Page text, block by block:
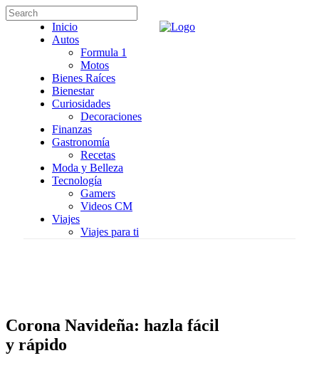
Inicio
Autos
Formula 1
Motos
Bienes Raíces
Bienestar
Curiosidades
Decoraciones
Finanzas
Gastronomía
Recetas
Moda y Belleza
Tecnología
Gamers
Videos CM
Viajes
Viajes para ti
Corona Navideña: hazla fácil
y rápido